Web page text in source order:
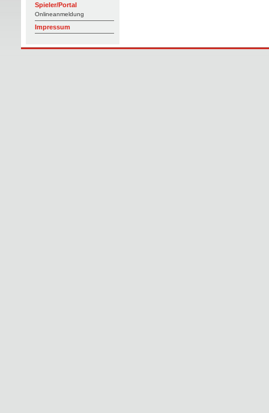
Spieler/Portal
Onlineanmeldung
Impressum